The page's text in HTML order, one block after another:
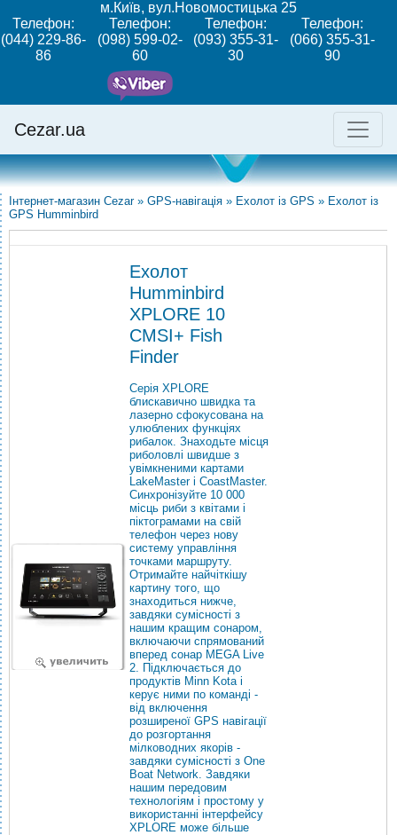
м.Київ, вул.Новомостицька 25
Телефон:
(044) 229-86-
86
Телефон:
(098) 599-02-
60
Телефон:
(093) 355-31-
30
Телефон:
(066) 355-31-
90
Cezar.ua
Інтернет-магазин Cezar » GPS-навігація » Ехолот із GPS » Ехолот із
GPS Humminbird
Ехолот
Humminbird
XPLORE 10
CMSI+ Fish
Finder
Серія XPLORE
блискавично швидка та
лазерно сфокусована на
улюблених функціях
рибалок. Знаходьте місця
риболовлі швидше з
увімкненими картами
LakeMaster і CoastMaster.
Синхронізуйте 10 000
місць риби з квітами і
піктограмами на свій
телефон через нову
систему управління
точками маршруту.
Отримайте найчіткішу
картину того, що
знаходиться нижче,
завдяки сумісності з
нашим кращим сонаром,
включаючи спрямований
вперед сонар MEGA Live
2. Підключається до
продуктів Minn Kota і
керує ними по команді -
від включення
розширеної GPS навігації
до розгортання
мілководних якорів -
завдяки сумісності з One
Boat Network. Завдяки
нашим передовим
технологіям і простому у
використанні інтерфейсу
XPLORE може більше